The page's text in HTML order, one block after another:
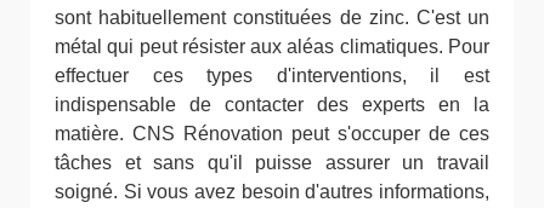
sont habituellement constituées de zinc. C'est un
métal qui peut résister aux aléas climatiques. Pour
effectuer ces types d'interventions, il est
indispensable de contacter des experts en la
matière. CNS Rénovation peut s'occuper de ces
tâches et sans qu'il puisse assurer un travail
soigné. Si vous avez besoin d'autres informations,